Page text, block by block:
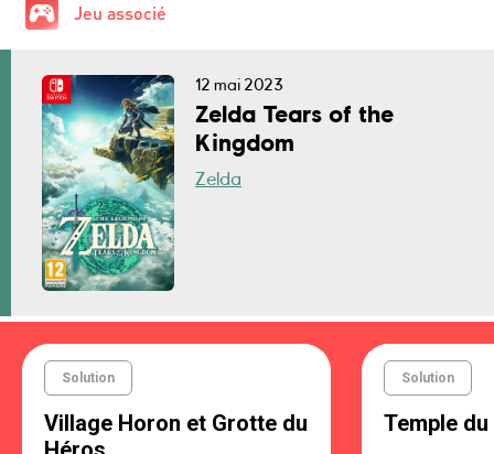
Jeu associé
12 mai 2023
Zelda Tears of the
Kingdom
Zelda
Solution
Village Horon et Grotte du
Solution
Temple